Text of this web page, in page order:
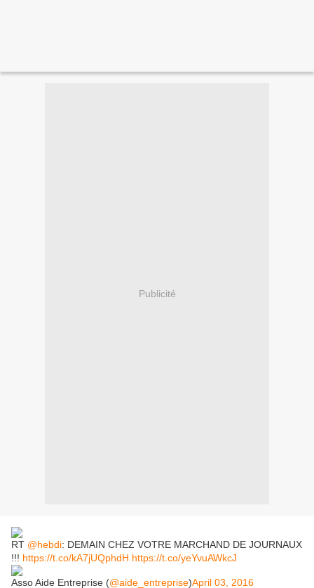
Publicité
RT @hebdi: DEMAIN CHEZ VOTRE MARCHAND DE JOURNAUX
!!! https://t.co/kA7jUQphdH https://t.co/yeYvuAWkcJ
Asso Aide Entreprise (@aide_entreprise)April 03, 2016